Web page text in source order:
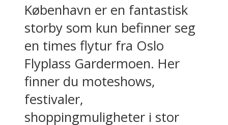
København er en fantastisk
storby som kun befinner seg
en times flytur fra Oslo
Flyplass Gardermoen. Her
finner du moteshows,
festivaler,
shoppingmuligheter i stor